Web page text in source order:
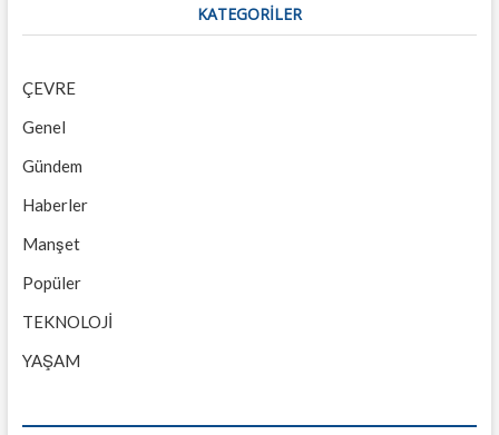
KATEGORILER
ÇEVRE
Genel
Gündem
Haberler
Manşet
Popüler
TEKNOLOJİ
YAŞAM